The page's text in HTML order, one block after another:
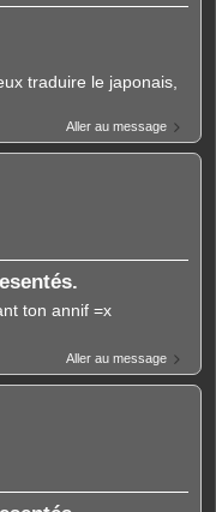
traduire le japonais,
Aller au message
ton annif =x
Aller au message